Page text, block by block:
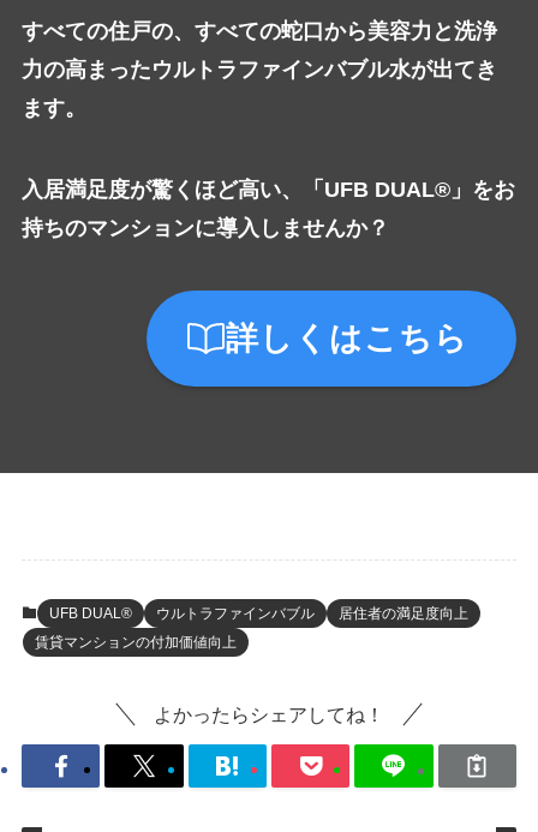
すべての住戸の、すべての蛇口から美容力と洗浄
力の高まったウルトラファインバブル水が出てき
ます。
入居満足度が驚くほど高い、「UFB DUAL®」をお
持ちのマンションに導入しませんか？
詳しくはこちら
UFB DUAL® ウルトラファインバブル
居住者の満足度向上
賃貸マンションの付加価値向上
よかったらシェアしてね！